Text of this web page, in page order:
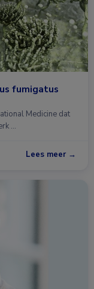
fumigatus
Medicine dat
…
Lees meer →